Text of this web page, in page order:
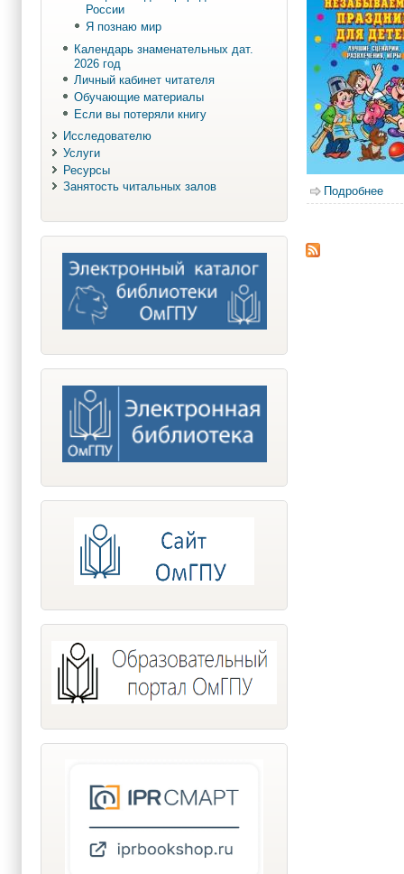
Подробнее
России
Я познаю мир
Календарь знаменательных дат.
2026 год
Личный кабинет читателя
Обучающие материалы
Если вы потеряли книгу
Исследователю
Услуги
Ресурсы
Занятость читальных залов